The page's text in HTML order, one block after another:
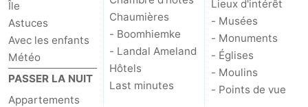
Surfen
-
Peche
Sportive
-
Equitation
-
Promenade
Observation
Île
Astuces
Avec les enfants
Météo
PASSER LA NUIT
Appartements
Chaumières
- Boomhiemke
- Landal Ameland
Hôtels
Last minutes
Lieux d'intérêt
- Musées
- Monuments
- Églises
- Moulins
- Points de vue